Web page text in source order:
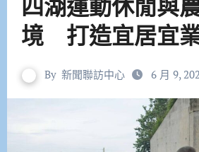
四湖運動休閒與
境 打造宜居宜
By 新聞聯訪中心 6 月 9,